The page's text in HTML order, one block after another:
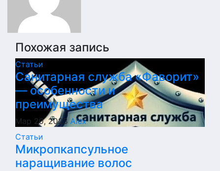
Похожая запись
Статьи
Санитарная служба «Фаворит»
— особенности и
преимущества
Мар 20, 2023Alex
Статьи
Микропкапсульное
наращивание волос